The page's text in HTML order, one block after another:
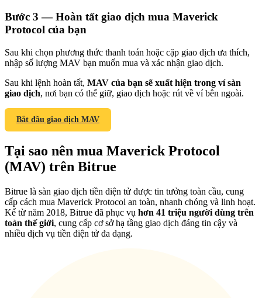
BTC Welcome Rewards
BTC Welcome Rewards
Deposit & Trade BTC to Share 25000 USDT prize pool!
Deposit CASHCAT & Win
Bước 3 —Hoàn tất giao dịch mua Maverick
Protocol của bạn
Sau khi chọn phương thức thanh toán hoặc cặp giao dịch ưa thích,
nhập số lượng MAV bạn muốn mua và xác nhận giao dịch.
Sau khi lệnh hoàn tất, MAV của bạn sẽ xuất hiện trong ví sàn
giao dịch, nơi bạn có thể giữ, giao dịch hoặc rút về ví bên ngoài.
Bắt đầu giao dịch MAV
Tại sao nên mua Maverick Protocol
(MAV) trên Bitrue
Bitrue là sàn giao dịch tiền điện tử được tin tưởng toàn cầu, cung
cấp cách mua Maverick Protocol an toàn, nhanh chóng và linh hoạt.
Kể từ năm 2018, Bitrue đã phục vụ hơn 41 triệu người dùng trên
toàn thế giới, cung cấp cơ sở hạ tầng giao dịch đáng tin cậy và
nhiều dịch vụ tiền điện tử đa dạng.